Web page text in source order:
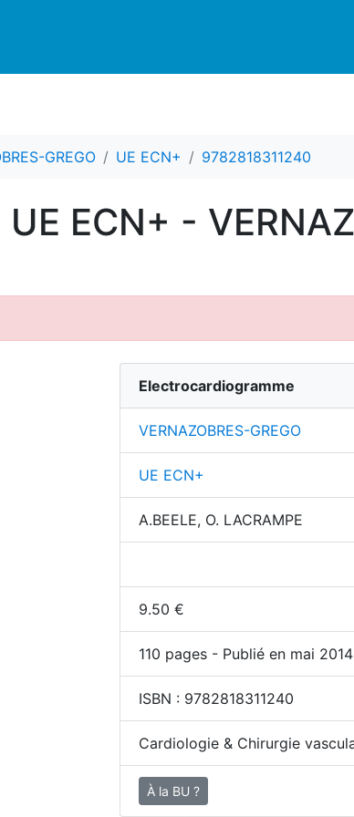
GREGO UE ECN+ 9782818311240
ECN+ -
Electrocardiogramme
VERNAZOBRES-GREGO
UE ECN+
A.BEELE, O. LACRAMPE
9.50 €
110 pages - Publié en mai 2014
ISBN : 9782818311240
Cardiologie & Chirurgie
À la BU ?